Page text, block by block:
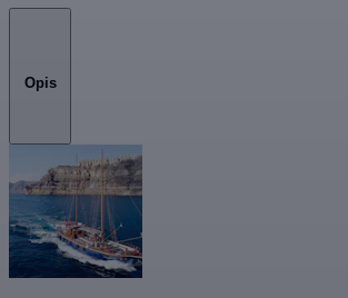
Opis